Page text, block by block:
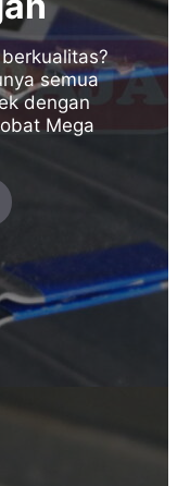
semua
dengan
Mega